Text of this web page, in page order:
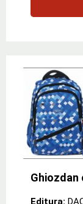
Ghiozdan
Editura: